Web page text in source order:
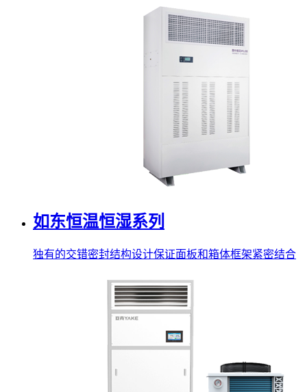
如东恒温恒湿系列
独有的交错密封结构设计保证面板和箱体框架紧密结合